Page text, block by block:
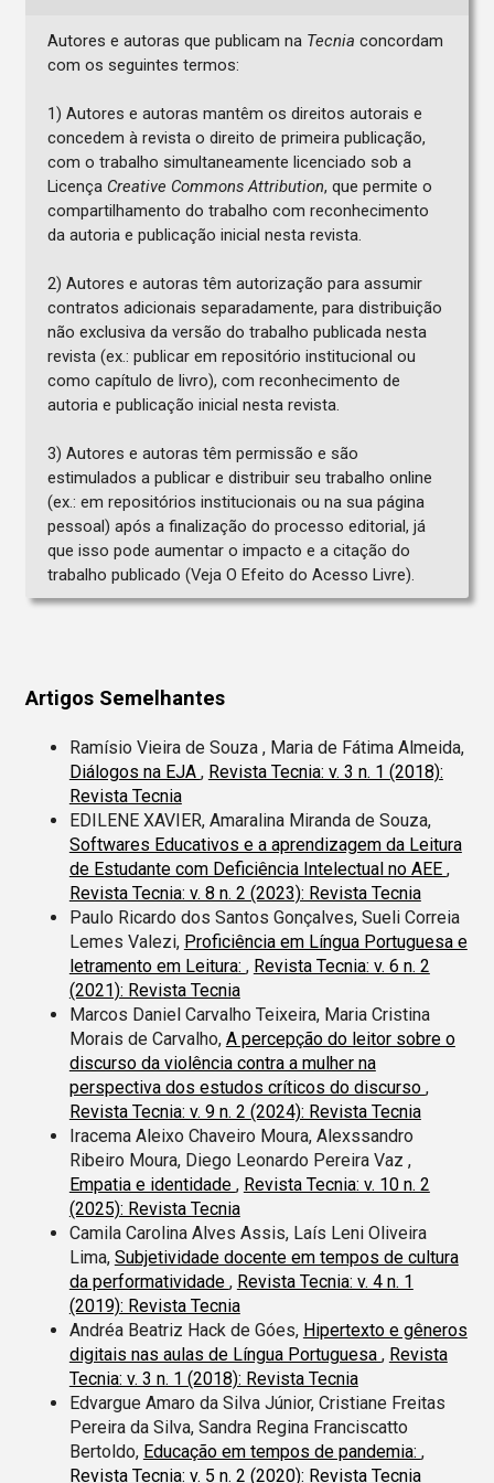
Autores e autoras que publicam na Tecnia concordam
com os seguintes termos:
1) Autores e autoras mantêm os direitos autorais e
concedem à revista o direito de primeira publicação,
com o trabalho simultaneamente licenciado sob a
Licença Creative Commons Attribution, que permite o
compartilhamento do trabalho com reconhecimento
da autoria e publicação inicial nesta revista.
2) Autores e autoras têm autorização para assumir
contratos adicionais separadamente, para distribuição
não exclusiva da versão do trabalho publicada nesta
revista (ex.: publicar em repositório institucional ou
como capítulo de livro), com reconhecimento de
autoria e publicação inicial nesta revista.
3) Autores e autoras têm permissão e são
estimulados a publicar e distribuir seu trabalho online
(ex.: em repositórios institucionais ou na sua página
pessoal) após a finalização do processo editorial, já
que isso pode aumentar o impacto e a citação do
trabalho publicado (Veja O Efeito do Acesso Livre).
Artigos Semelhantes
Ramísio Vieira de Souza , Maria de Fátima Almeida,
Diálogos na EJA , Revista Tecnia: v. 3 n. 1 (2018):
Revista Tecnia
EDILENE XAVIER, Amaralina Miranda de Souza,
Softwares Educativos e a aprendizagem da Leitura
de Estudante com Deficiência Intelectual no AEE ,
Revista Tecnia: v. 8 n. 2 (2023): Revista Tecnia
Paulo Ricardo dos Santos Gonçalves, Sueli Correia
Lemes Valezi, Proficiência em Língua Portuguesa e
letramento em Leitura: , Revista Tecnia: v. 6 n. 2
(2021): Revista Tecnia
Marcos Daniel Carvalho Teixeira, Maria Cristina
Morais de Carvalho, A percepção do leitor sobre o
discurso da violência contra a mulher na
perspectiva dos estudos críticos do discurso ,
Revista Tecnia: v. 9 n. 2 (2024): Revista Tecnia
Iracema Aleixo Chaveiro Moura, Alexssandro
Ribeiro Moura, Diego Leonardo Pereira Vaz ,
Empatia e identidade , Revista Tecnia: v. 10 n. 2
(2025): Revista Tecnia
Camila Carolina Alves Assis, Laís Leni Oliveira
Lima, Subjetividade docente em tempos de cultura
da performatividade , Revista Tecnia: v. 4 n. 1
(2019): Revista Tecnia
Andréa Beatriz Hack de Góes, Hipertexto e gêneros
digitais nas aulas de Língua Portuguesa , Revista
Tecnia: v. 3 n. 1 (2018): Revista Tecnia
Edvargue Amaro da Silva Júnior, Cristiane Freitas
Pereira da Silva, Sandra Regina Franciscatto
Bertoldo, Educação em tempos de pandemia: ,
Revista Tecnia: v. 5 n. 2 (2020): Revista Tecnia